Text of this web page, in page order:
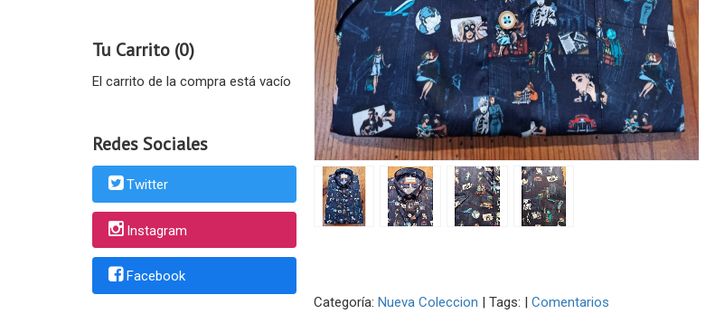
Tu Carrito (0)
El carrito de la compra está vacío
Redes Sociales
Twitter
Instagram
Facebook
Categoría: Nueva Coleccion | Tags: | Comentarios